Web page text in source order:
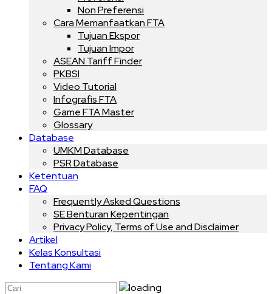
Non Preferensi
Cara Memanfaatkan FTA
Tujuan Ekspor
Tujuan Impor
ASEAN Tariff Finder
PKBSI
Video Tutorial
Infografis FTA
Game FTA Master
Glossary
Database
UMKM Database
PSR Database
Ketentuan
FAQ
Frequently Asked Questions
SE Benturan Kepentingan
Privacy Policy, Terms of Use and Disclaimer
Artikel
Kelas Konsultasi
Tentang Kami